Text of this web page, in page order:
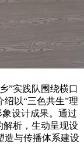
”实践队围绕横口
以“三色共生”理
设计成果。通过
解析，生动呈现设
造与传播体系建设